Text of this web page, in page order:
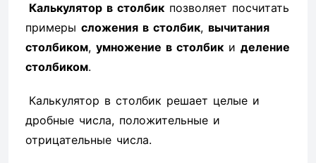
Калькулятор в столбик позволяет посчитать
примеры сложения в столбик, вычитания
столбиком, умножение в столбик и деление
столбиком.
Калькулятор в столбик решает целые и
дробные числа, положительные и
отрицательные числа.